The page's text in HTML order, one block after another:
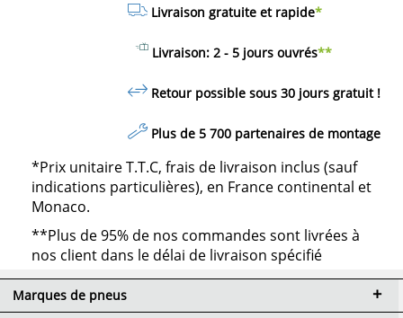
Livraison gratuite et rapide*
Livraison: 2 - 5 jours ouvrés**
Retour possible sous 30 jours gratuit!
Plus de 5 700 partenaires de montage
*Prix unitaire T.T.C, frais de livraison inclus (sauf
indications particulières), en France continental et
Monaco.
**Plus de 95% de nos commandes sont livrées à
nos client dans le délai de livraison spécifié
Marques de pneus